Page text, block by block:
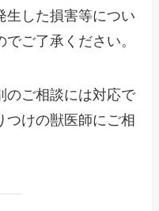
生した損害等につい
ご了承ください。
のご相談には対応で
つけの獣医師にご相